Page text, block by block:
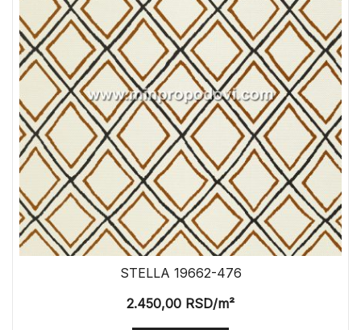
STELLA 19662-476
2.450,00 RSD/m²